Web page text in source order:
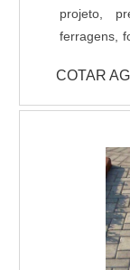
projeto,
ferragens,
Concreto
civil
fornecido pelo
Concreto
de fiber
COTAR